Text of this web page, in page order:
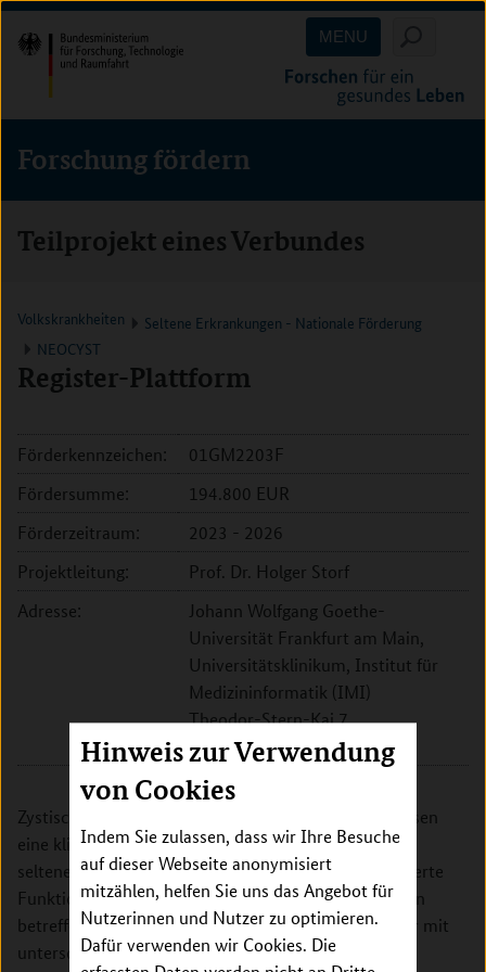
Hinweis zur Verwendung
von Cookies
Indem Sie zulassen, dass wir Ihre Besuche
auf dieser Webseite anonymisiert
mitzählen, helfen Sie uns das Angebot für
Nutzerinnen und Nutzer zu optimieren.
Dafür verwenden wir Cookies. Die
Direkt
zum
Inhalt
(Eingabetaste)
Direkt
zum
Hauptmenu
(Eingabetaste)
Direkt
zur
Suche
(Eingabetaste)
MENU
Forschung fördern
Teilprojekt eines Verbundes
Volkskrankheiten
Seltene Erkrankungen - Nationale Förderung
NEOCYST
Register-Plattform
Förderkennzeichen:
01GM2203F
Fördersumme:
194.800 EUR
Förderzeitraum:
2023 - 2026
Projektleitung:
Prof. Dr. Holger Storf
Adresse:
Johann Wolfgang Goethe-
Universität Frankfurt am Main,
Universitätsklinikum, Institut für
Medizininformatik (IMI)
Theodor-Stern-Kai 7
60596 Frankfurt am Main
Zystische Nierenerkrankungen im Kindesalter umfassen
eine klinisch und genetisch heterogene Gruppe von
seltenen Erkrankungen der Niere, denen eine veränderte
Funktion der Nieren zugrunde liegt. Die Erkrankungen
betreffen oft verschiedene Organe und können daher mit
unterschiedlichen Symptomen in verschiedenen